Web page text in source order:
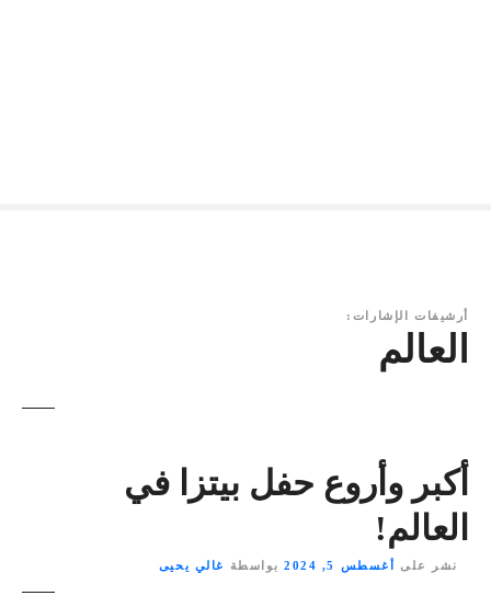
أرشيفات الإشارات:
العالم
أكبر وأروع حفل بيتزا في
العالم!
نشر على أغسطس 5, 2024 بواسطة غالي يحيى